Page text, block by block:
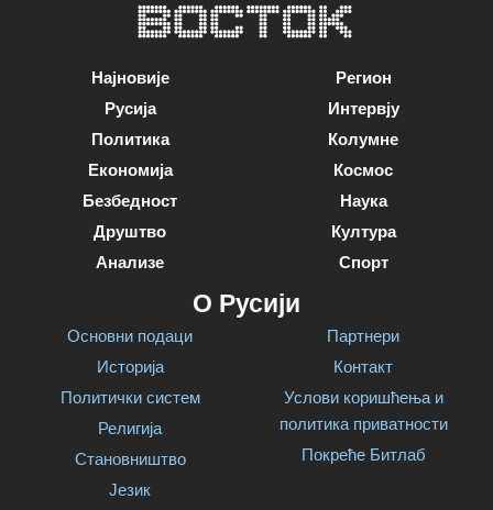
Најновије
Русија
Политика
Економија
Безбедност
Друштво
Анализе
Регион
Интервју
Колумне
Космос
Наука
Култура
Спорт
О Русији
Основни подаци
Историја
Политички систем
Религија
Становништво
Језик
Партнери
Контакт
Услови коришћења и
политика приватности
Покреће Битлаб